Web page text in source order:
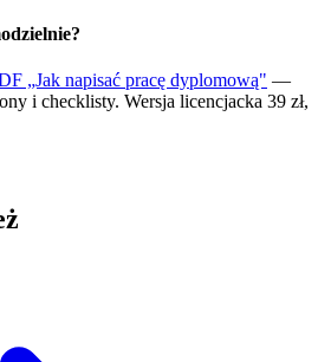
„Jak napisać pracę dyplomową" —
i checklisty. Wersja licencjacka 39 zł,